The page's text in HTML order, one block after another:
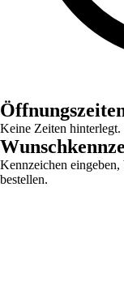
Keine Zeiten
Kennzeichen
bestellen.